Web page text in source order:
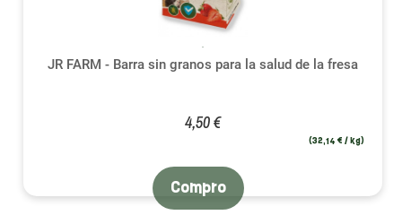
JR FARM - Barra sin granos para la salud de la fresa
4,50 €
(32,14 € / kg)
Compro